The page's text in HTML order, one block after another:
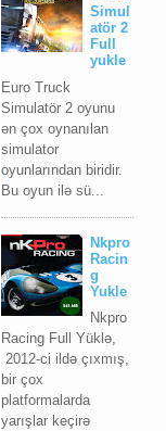
Simul
atör 2
Full
yukle
Euro Truck
Simulatör 2 oyunu
ən çox oynanılan
simulator
oyunlarından biridir.
Bu oyun ilə sü...
Nkpro
Racin
g
Yukle
Nkpro
Racing Full Yüklə,
2012-ci ildə çıxmış,
bir çox
platformalarda
yarışlar keçirə